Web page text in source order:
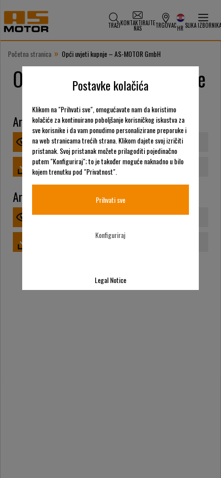
TRAŽIKONTAKTIRAJTE
NAS TRGOVAC HR SLIKA IZBORNIKA
Početna stranica » Opći uvjeti kupnje – AS-MOTOR GmbH
Opći uvjeti prodaje i kupnje
AriensCo GmbH – Opći uvjeti prodaje
VIEW
PREUZIMANJE DATOTEKA
AriensCo GmbH – Opći uvjeti kupnje
VIEW
PREUZIMANJE DATOTEKA
Postavke kolačića
Klikom na "Prihvati sve", omogućavate nam da koristimo
kolačiće za kontinuirano poboljšanje korisničkog iskustva za
sve korisnike i da vam ponudimo personalizirane preporuke i
na web stranicama trećih strana. Klikom dajete svoj izričiti
pristanak. Svoj pristanak možete prilagoditi pojedinačno
putem "Konfiguriraj"; to je također moguće naknadno u bilo
kojem trenutku pod "Privatnost".
Prihvati sve
Konfiguriraj
Legal Notice